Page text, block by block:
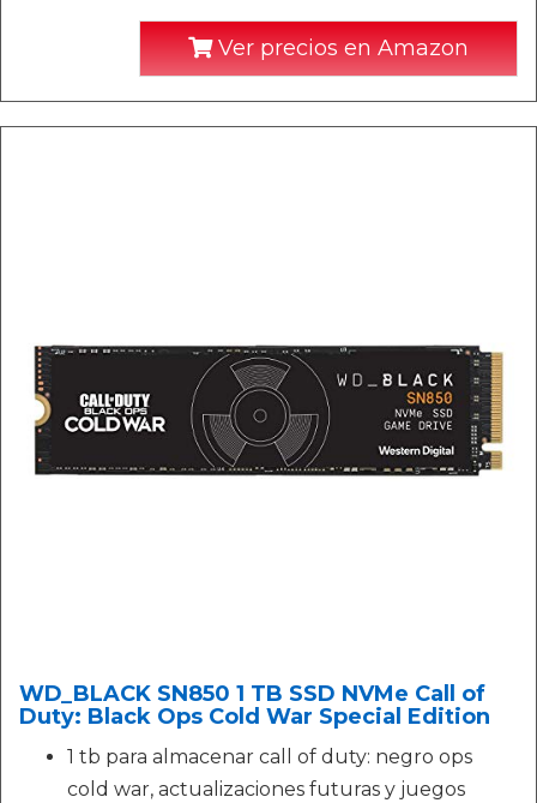
Ver precios en Amazon
WD_BLACK SN850 1 TB SSD NVMe Call of
Duty: Black Ops Cold War Special Edition
1 tb para almacenar call of duty: negro ops
cold war, actualizaciones futuras y juegos